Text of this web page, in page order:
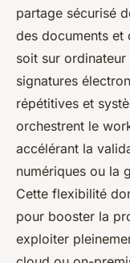
partage sécurisé
des documents et
soit sur
signatures
répétitives et
orchestrent le
accélérant la
numériques ou la
Cette flexibilité
pour booster la
exploiter